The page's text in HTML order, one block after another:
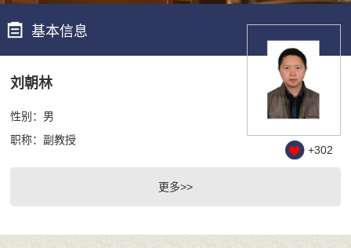
基本信息
刘朝林
性别：男
职称：副教授
+302
更多>>